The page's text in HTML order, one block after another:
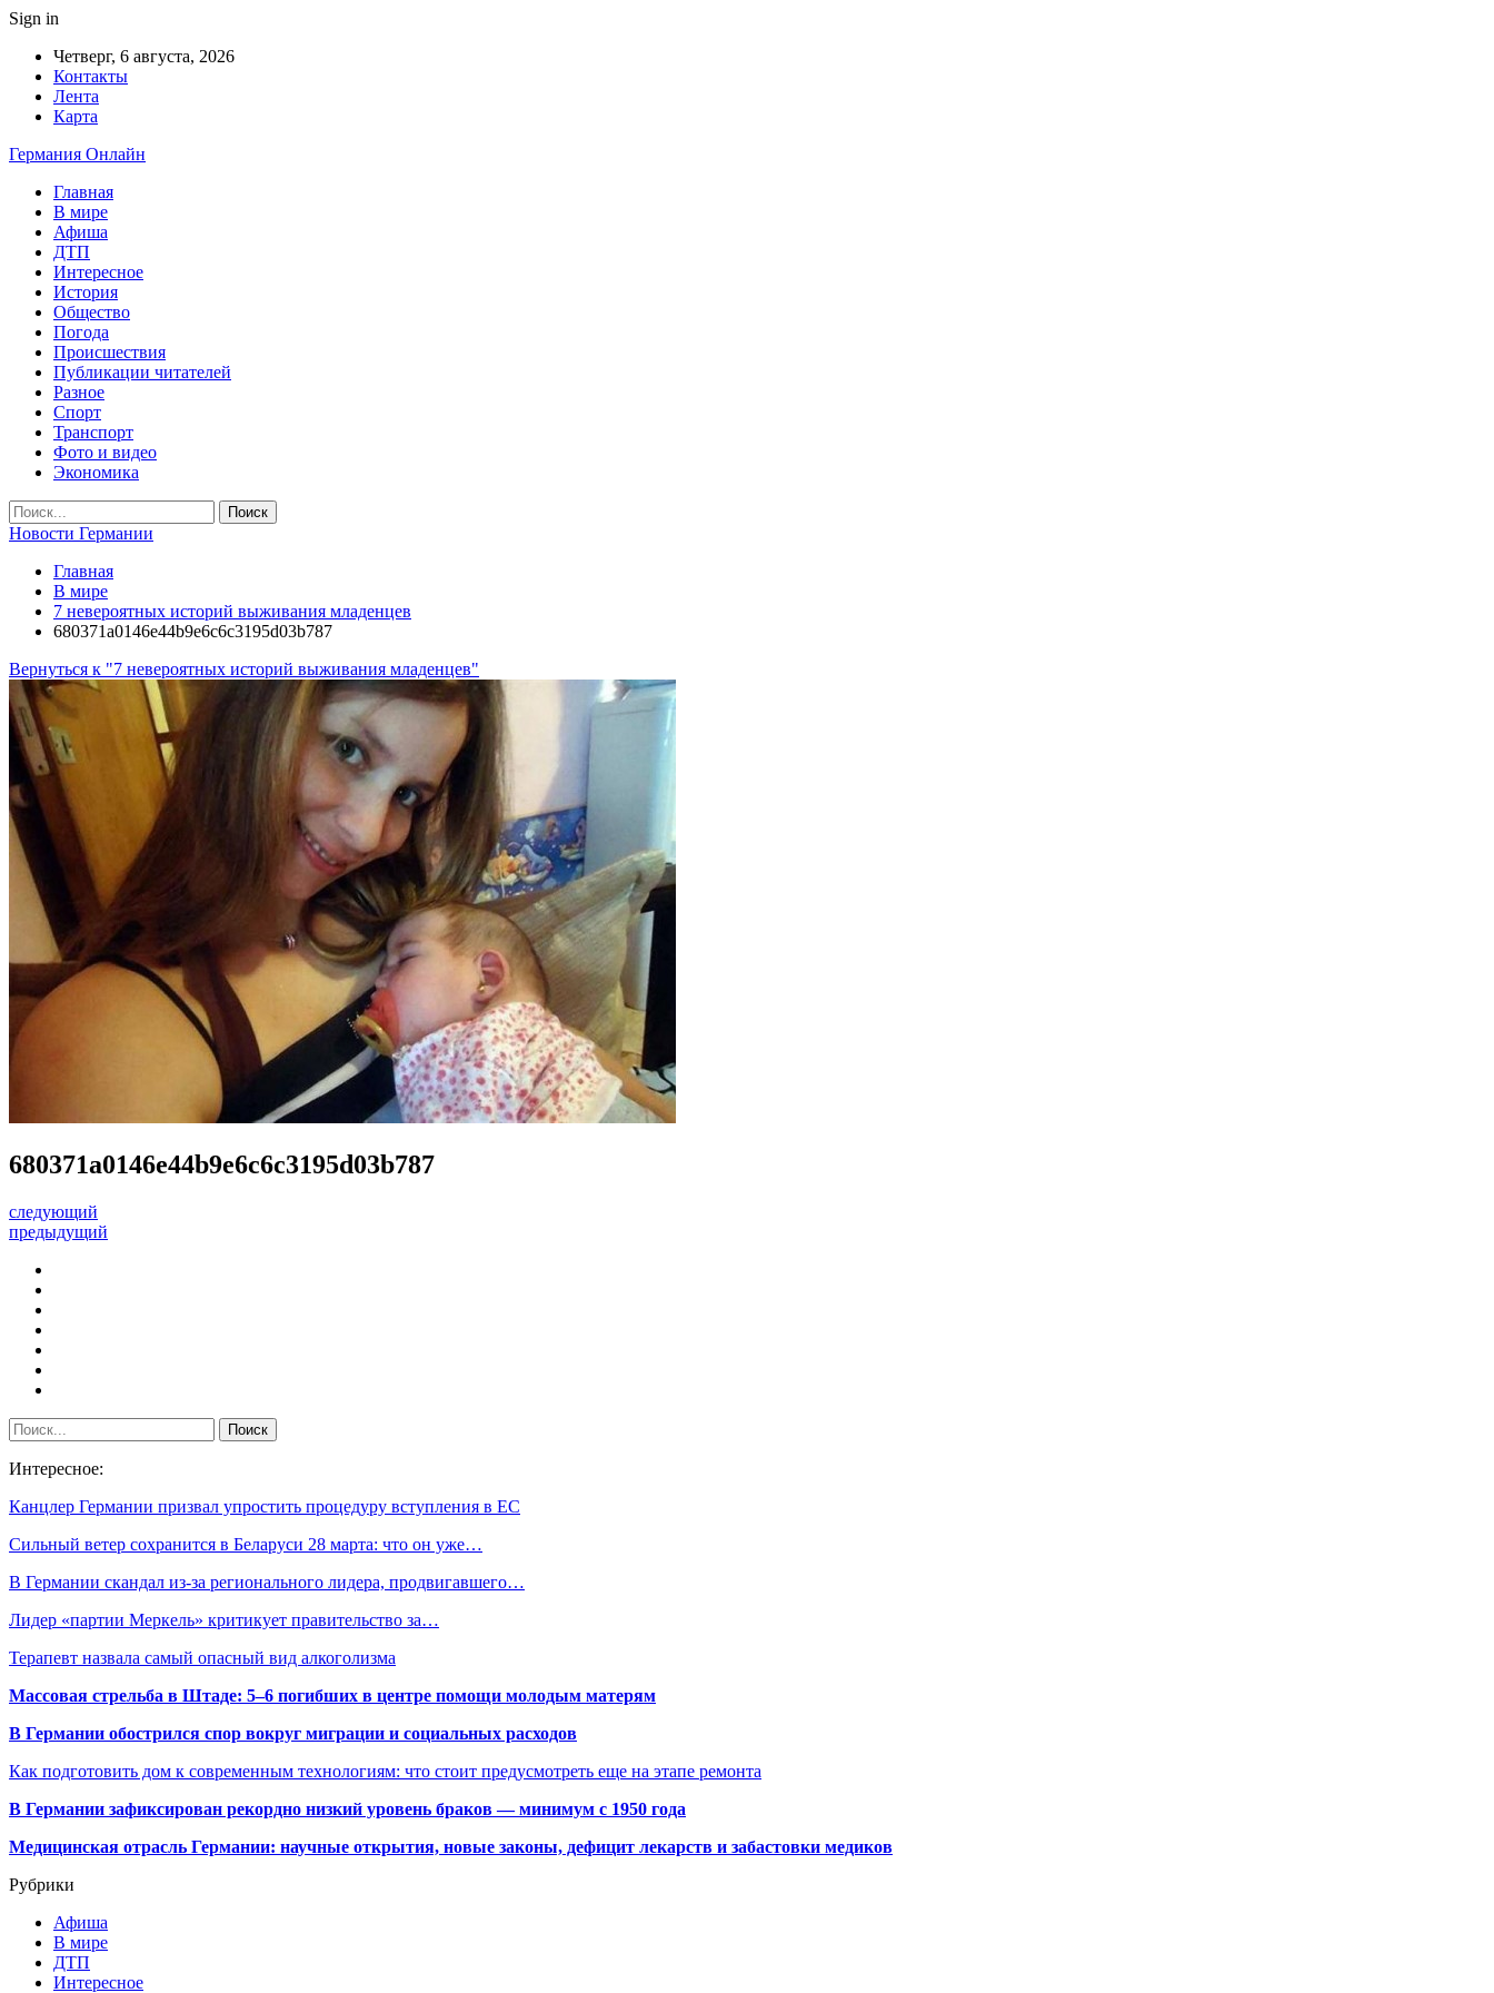
Sign in
Четверг, 6 августа, 2026
Контакты
Лента
Карта
Германия Онлайн
Главная
В мире
Афиша
ДТП
Интересное
История
Общество
Погода
Происшествия
Публикации читателей
Разное
Спорт
Транспорт
Фото и видео
Экономика
Новости Германии
Главная
В мире
7 невероятных историй выживания младенцев
680371a0146e44b9e6c6c3195d03b787
Вернуться к "7 невероятных историй выживания младенцев"
680371a0146e44b9e6c6c3195d03b787
следующий
предыдущий
Интересное:
Канцлер Германии призвал упростить процедуру вступления в ЕС
Сильный ветер сохранится в Беларуси 28 марта: что он уже…
В Германии скандал из-за регионального лидера, продвигавшего…
Лидер «партии Меркель» критикует правительство за…
Терапевт назвала самый опасный вид алкоголизма
Массовая стрельба в Штаде: 5–6 погибших в центре помощи молодым матерям
В Германии обострился спор вокруг миграции и социальных расходов
Как подготовить дом к современным технологиям: что стоит предусмотреть еще на этапе ремонта
В Германии зафиксирован рекордно низкий уровень браков — минимум с 1950 года
Медицинская отрасль Германии: научные открытия, новые законы, дефицит лекарств и забастовки медиков
Рубрики
Афиша
В мире
ДТП
Интересное